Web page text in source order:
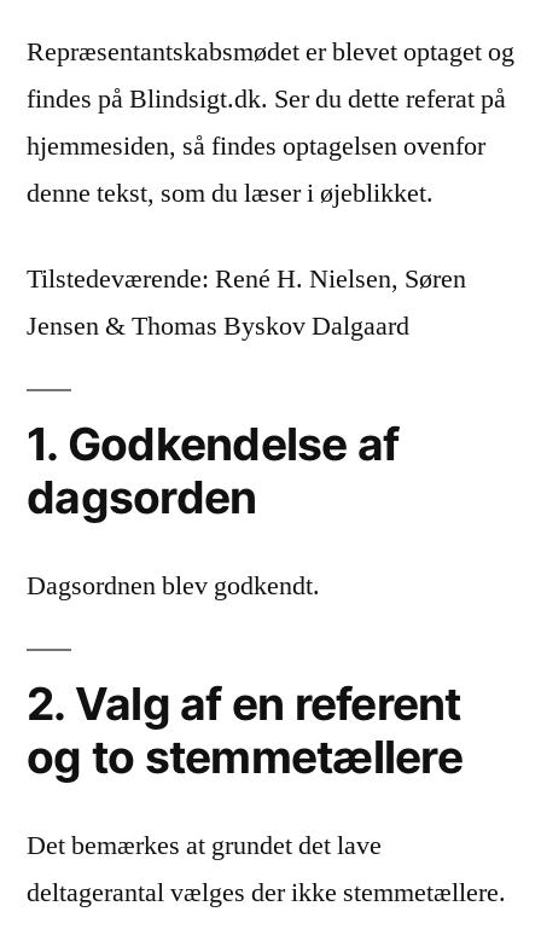
Repræsentantskabsmødet er blevet optaget og
findes på Blindsigt.dk. Ser du dette referat på
hjemmesiden, så findes optagelsen ovenfor
denne tekst, som du læser i øjeblikket.
Tilstedeværende: René H. Nielsen, Søren
Jensen & Thomas Byskov Dalgaard
1. Godkendelse af
dagsorden
Dagsordnen blev godkendt.
2. Valg af en referent
og to stemmetællere
Det bemærkes at grundet det lave
deltagerantal vælges der ikke stemmetællere.